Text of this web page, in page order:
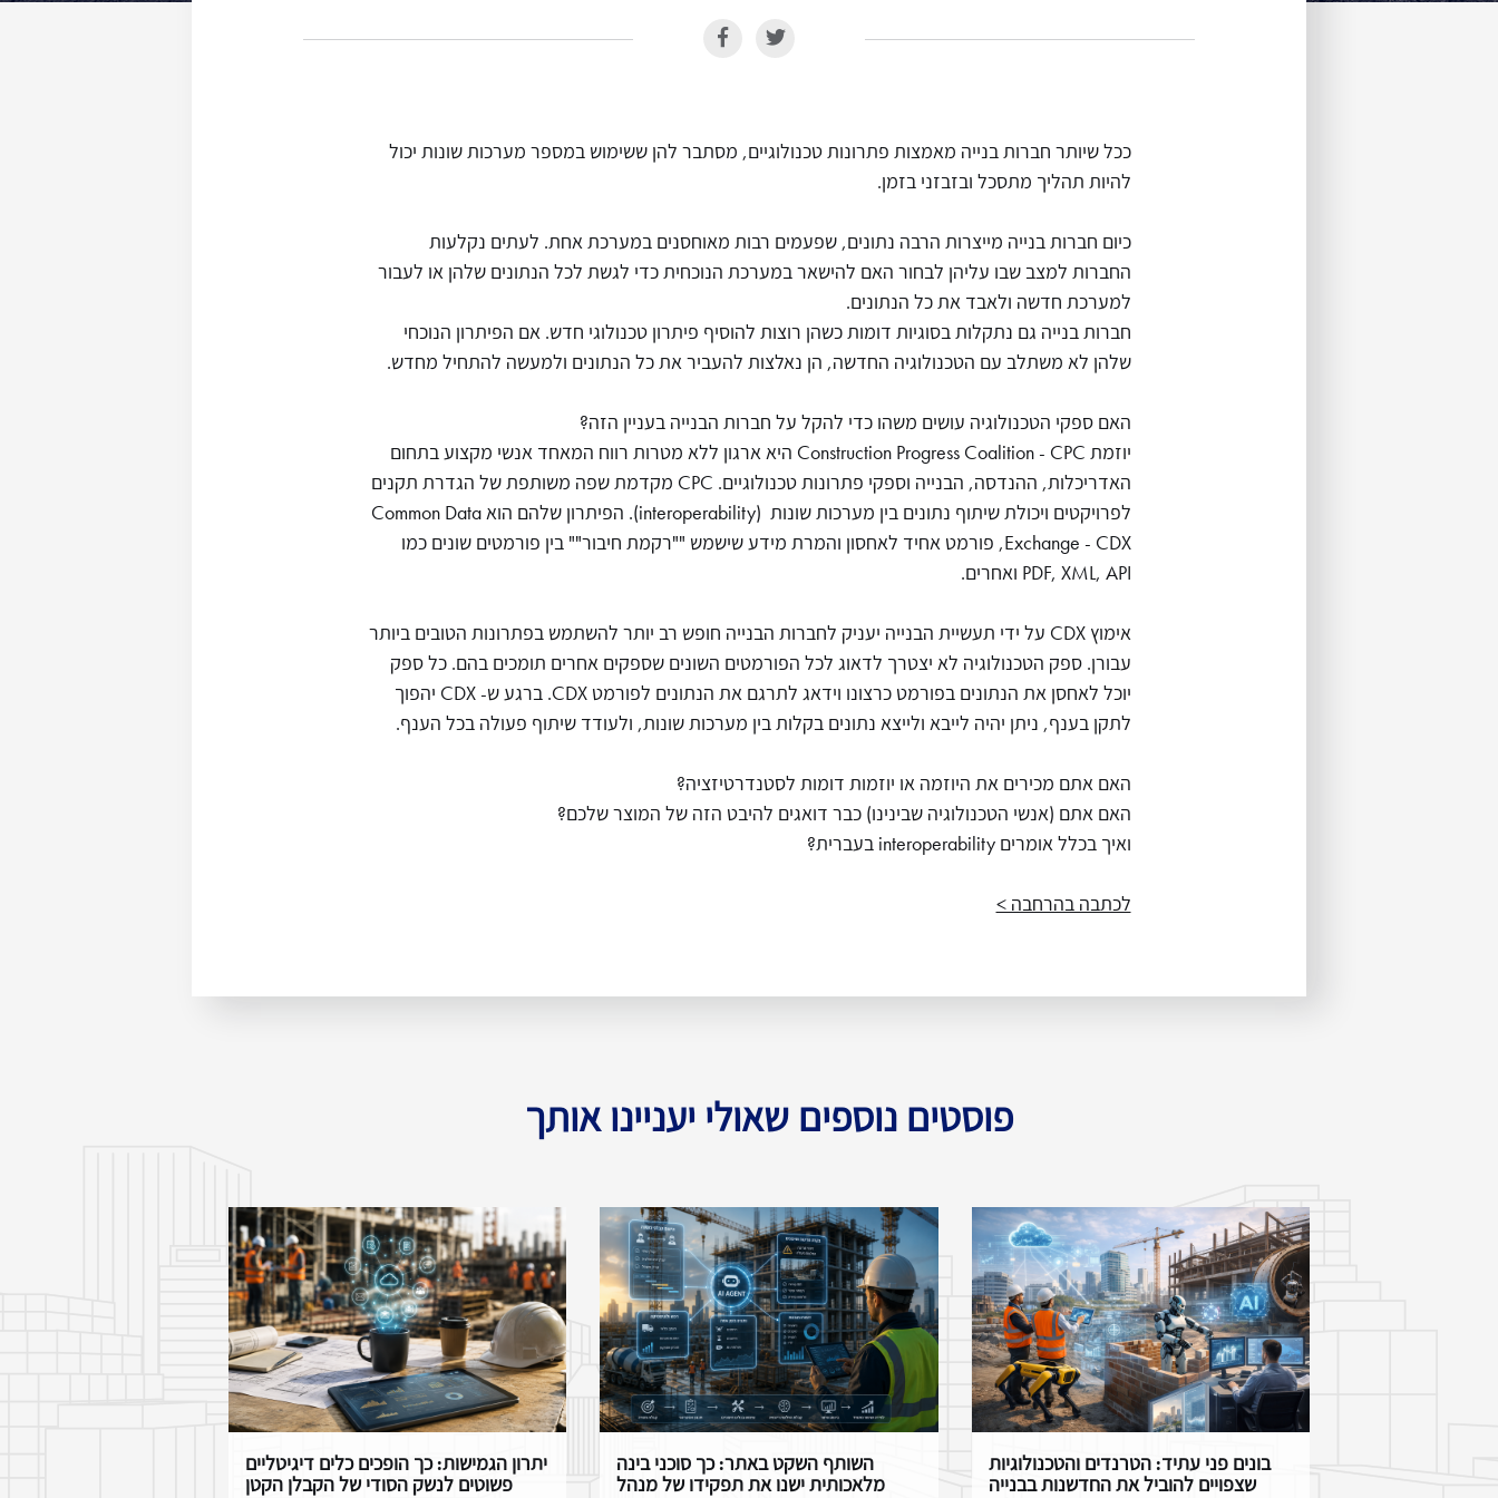
ככל שיותר חברות בנייה מאמצות פתרונות טכנולוגיים, מסתבר להן ששימוש במספר מערכות שונות יכול
להיות תהליך מתסכל ובזבזני בזמן.
כיום חברות בנייה מייצרות הרבה נתונים, שפעמים רבות מאוחסנים במערכת אחת. לעתים נקלעות
החברות למצב שבו עליהן לבחור האם להישאר במערכת הנוכחית כדי לגשת לכל הנתונים שלהן או לעבור
למערכת חדשה ולאבד את כל הנתונים.
חברות בנייה גם נתקלות בסוגיות דומות כשהן רוצות להוסיף פיתרון טכנולוגי חדש. אם הפיתרון הנוכחי
שלהן לא משתלב עם הטכנולוגיה החדשה, הן נאלצות להעביר את כל הנתונים ולמעשה להתחיל מחדש.
האם ספקי הטכנולוגיה עושים משהו כדי להקל על חברות הבנייה בעניין הזה?
יוזמת Construction Progress Coalition - CPC היא ארגון ללא מטרות רווח המאחד אנשי מקצוע בתחום
האדריכלות, ההנדסה, הבנייה וספקי פתרונות טכנולוגיים. CPC מקדמת שפה משותפת של הגדרת תקנים
לפרויקטים ויכולת שיתוף נתונים בין מערכות שונות (interoperability). הפיתרון שלהם הוא Common Data
Exchange - CDX, פורמט אחיד לאחסון והמרת מידע שישמש ""רקמת חיבור"" בין פורמטים שונים כמו
PDF, XML, API ואחרים.
אימוץ CDX על ידי תעשיית הבנייה יעניק לחברות הבנייה חופש רב יותר להשתמש בפתרונות הטובים ביותר
עבורן. ספק הטכנולוגיה לא יצטרך לדאוג לכל הפורמטים השונים שספקים אחרים תומכים בהם. כל ספק
יוכל לאחסן את הנתונים בפורמט כרצונו וידאג לתרגם את הנתונים לפורמט CDX. ברגע ש- CDX יהפוך
לתקן בענף, ניתן יהיה לייבא ולייצא נתונים בקלות בין מערכות שונות, ולעודד שיתוף פעולה בכל הענף.
האם אתם מכירים את היוזמה או יוזמות דומות לסטנדרטיזציה?
האם אתם (אנשי הטכנולוגיה שבינינו) כבר דואגים להיבט הזה של המוצר שלכם?
ואיך בכלל אומרים interoperability בעברית?
לכתבה בהרחבה >
פוסטים נוספים שאולי יעניינו אותך
יתרון הגמישות: כך הופכים כלים דיגיטליים
פשוטים לנשק הסודי של הקבלן הקטן
השותף השקט באתר: כך סוכני בינה
מלאכותית ישנו את תפקידו של מנהל
בונים פני עתיד: הטרנדים והטכנולוגיות
שצפויים להוביל את החדשנות בבנייה